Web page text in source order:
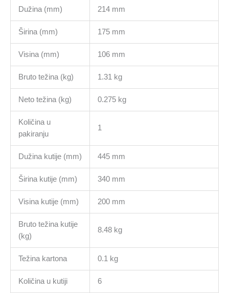
Dužina (mm) 214 mm
Širina (mm) 175 mm
Visina (mm) 106 mm
Bruto težina (kg) 1.31 kg
Neto težina (kg) 0.275 kg
Količina u
pakiranju
1
Dužina kutije (mm) 445 mm
Širina kutije (mm) 340 mm
Visina kutije (mm) 200 mm
Bruto težina kutije
(kg)
8.48 kg
Težina kartona 0.1 kg
Količina u kutiji 6